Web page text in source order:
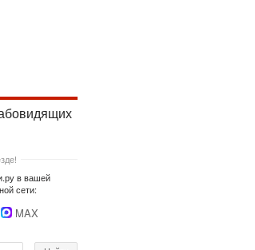
в вашей
сети:
MAX